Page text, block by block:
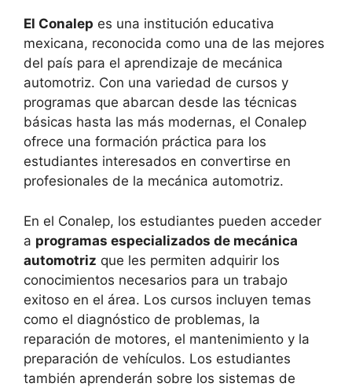
El Conalep es una institución educativa
mexicana, reconocida como una de las mejores
del país para el aprendizaje de mecánica
automotriz. Con una variedad de cursos y
programas que abarcan desde las técnicas
básicas hasta las más modernas, el Conalep
ofrece una formación práctica para los
estudiantes interesados en convertirse en
profesionales de la mecánica automotriz.
En el Conalep, los estudiantes pueden acceder
a programas especializados de mecánica
automotriz que les permiten adquirir los
conocimientos necesarios para un trabajo
exitoso en el área. Los cursos incluyen temas
como el diagnóstico de problemas, la
reparación de motores, el mantenimiento y la
preparación de vehículos. Los estudiantes
también aprenderán sobre los sistemas de